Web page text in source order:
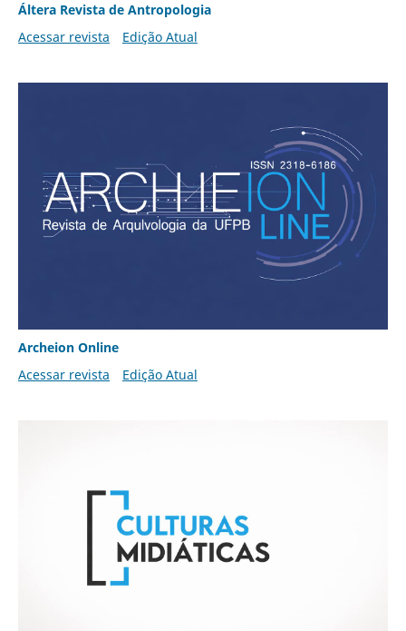
Áltera Revista de Antropologia
Acessar revista
Edição Atual
Archeion Online
Acessar revista
Edição Atual